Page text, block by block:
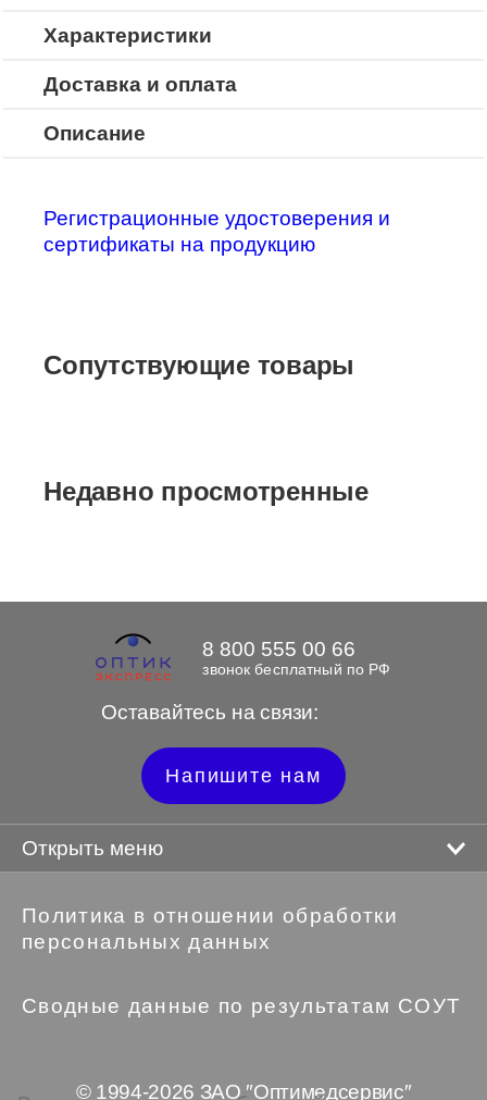
Характеристики
Доставка и оплата
Описание
Регистрационные удостоверения и
сертификаты на продукцию
Сопутствующие товары
Недавно просмотренные
Оставайтесь на связи:
8 800 555 00 66
звонок бесплатный по РФ
Напишите нам
Открыть меню
Политика в отношении обработки
персональных данных
Сводные данные по результатам СОУТ
© 1994-2026 ЗАО ″Оптимедсервис″